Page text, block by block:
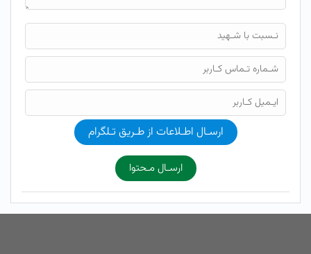
ارسـال اطـلاعات از طـریق تـلگرام
ارسـال مـحتوا